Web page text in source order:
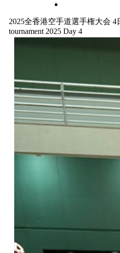
2025全香港空手道選手権大会
tournament 2025 Day 4